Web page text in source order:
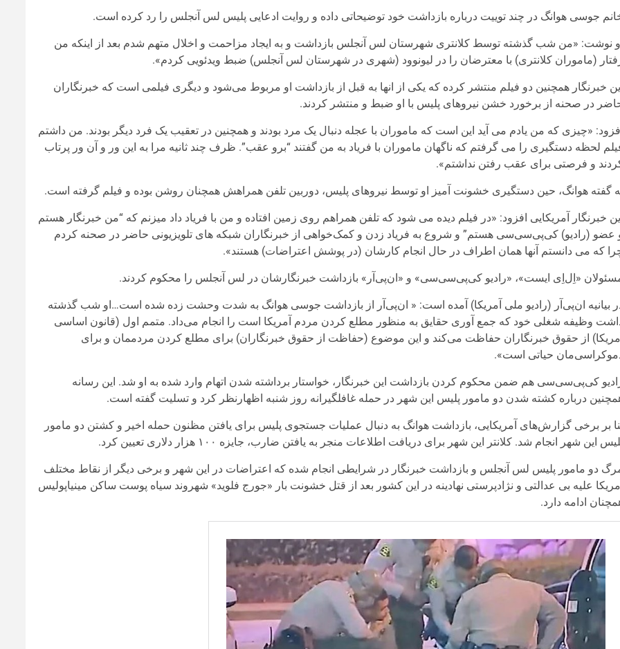
جوسی هوانگ در چند توییت درباره بازداشت خود توضیحاتی داده و روایت ادعایی پلیس لس آنجلس را رد کرده است.
او نوشت: «من شب گذشته توسط کلانتری شهرستان لس آنجلس بازداشت و به ایجاد مزاحمت و اخلال متهم شدم بعد از اینکه من
(ماموران کلانتری) با معترضان را در لیونوود (شهری در شهرستان لس آنجلس) ضبط ویدئویی کردم».
این خبرنگار همچنین دو فیلم منتشر کرده که یکی از انها به قبل از بازداشت او مربوط می‌شود و دیگری فیلمی است که خبرنگاران
در صحنه از برخورد خشن نیروهای پلیس با او ضبط و منتشر کردند.
افزود: «چیزی که من یادم می آید این است که ماموران با عجله دنبال یک مرد بودند و همچنین در تعقیب یک فرد دیگر بودند. من داشتم
لحظه دستگیری را می گرفتم که ناگهان ماموران با فریاد به من گفتند “برو عقب”. ظرف چند ثانیه مرا به این ور و آن ور پرتاب
و فرصتی برای عقب رفتن نداشتم».
گفته هوانگ، حین دستگیری خشونت آمیز او توسط نیروهای پلیس، دوربین تلفن همراهش همچنان روشن بوده و فیلم گرفته است.
این خبرنگار آمریکایی افزود: «در فیلم دیده می شود که تلفن همراهم روی زمین افتاده و من با فریاد داد میزنم که “من خبرنگار هستم
عضو (رادیو) کی‌پی‌سی‌سی هستم” و شروع به فریاد زدن و کمک‌خواهی از خبرنگاران شبکه های تلویزیونی حاضر در صحنه کردم
که می دانستم آنها همان اطراف در حال انجام کارشان (در پوشش اعتراضات) هستند».
«اِل‌اِی ایست»، «رادیو کی‌پی‌سی‌سی» و «ان‌پی‌آر» بازداشت خبرنگارشان در لس آنجلس را محکوم کردند.
بیانیه ان‌پی‌آر (رادیو ملی آمریکا) آمده است: « ان‌پی‌آر از بازداشت جوسی هوانگ به شدت وحشت زده شده است…او شب گذشته
وظیفه شغلی خود که جمع آوری حقایق به منظور مطلع کردن مردم آمریکا است را انجام می‌داد. متمم اول (قانون اساسی
آمریکا) از حقوق خبرنگاران حفاظت می‌کند و این موضوع (حفاظت از حقوق خبرنگاران) برای مطلع کردن مردممان و برای
حیاتی است».
کی‌پی‌سی‌سی هم ضمن محکوم کردن بازداشت این خبرنگار، خواستار برداشته شدن اتهام وارد شده به او شد. این رسانه
درباره کشته شدن دو مامور پلیس این شهر در حمله غافلگیرانه روز شنبه اظهارنظر کرد و تسلیت گفته است.
بر برخی گزارش‌های آمریکایی، بازداشت هوانگ به دنبال عملیات جستجوی پلیس برای یافتن مظنون حمله اخیر و کشتن دو مامور
این شهر انجام شد. کلانتر این شهر برای دریافت اطلاعات منجر به یافتن ضارب، جایزه ۱۰۰ هزار دلاری تعیین کرد.
دو مامور پلیس لس آنجلس و بازداشت خبرنگار در شرایطی انجام شده که اعتراضات در این شهر و برخی دیگر از نقاط مختلف
آمریکا علیه بی عدالتی و نژادپرستی نهادینه در این کشور بعد از قتل خشونت بار «جورج فلوید» شهروند سیاه پوست ساکن مینیاپولیس
ادامه دارد.